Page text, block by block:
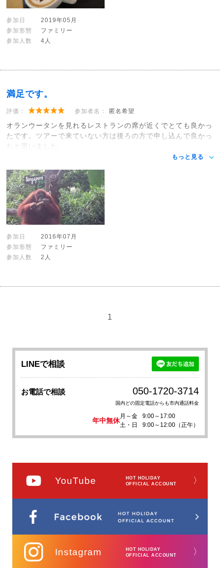
参加日
2019年05月
参加形態
ファミリー
参加人数
4人
満足です。
評価： 参加者名： 匿名希望
オランウータンを見れるレストランの席が近くでとても良かっ
たです。ツアーで来ていない方は後ろの方で申し込んで良かっ
たと思いました。
もっと見る
参加日
2016年07月
参加形態
ファミリー
参加人数
2人
1
LINEで相談
お電話で相談 050-1720-3714
国内どの固定電話からも市内通話料金
年中無休
月～金
9:00～17:00
土・日
9:00～12:00（正午）
YouTube
HOT HOLIDAY
OFFICIAL ACCOUNT
〉
Instagram
HOT HOLIDAY
OFFICIAL ACCOUNT
〉